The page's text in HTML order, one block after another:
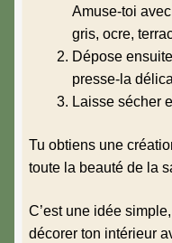
Amuse-toi
gris, ocre,
Dépose
presse-la
Laisse sécher
Tu obtiens une
toute la beauté de la
C’est une idée
décorer ton intérieur